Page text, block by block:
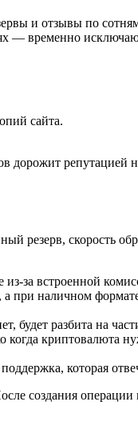
и отзывы по
— временно
сайта.
репутацией
резерв, скорость
за встроенной
при наличном
разбита на
криптовалюта
которая
создания операции